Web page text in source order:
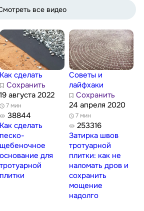
все видео
Как сделать
Сохранить
19 августа 2022
7 мин
38844
Как сделать
песко-
щебеночное
основание для
тротуарной
плитки
Советы и
лайфхаки
Сохранить
24 апреля 2020
7 мин
253316
Затирка швов
тротуарной
плитки: как не
наломать дров и
сохранить
мощение
надолго